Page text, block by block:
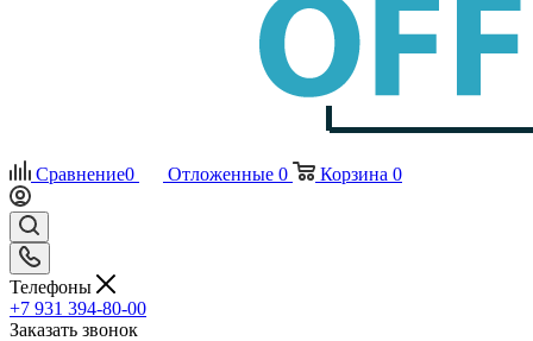
Сравнение0 Отложенные 0 Корзина 0
Телефоны
+7 931 394-80-00
Заказать звонок